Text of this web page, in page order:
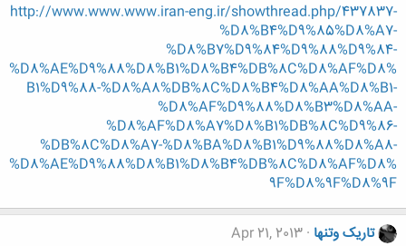
http://www.www.www.iran-eng.ir/showthread.php/437837-
%D8%B4%D9%85%D8%A7-
%D8%B7%D9%84%D9%88%D9%84-
%D8%AE%D9%88%D8%B1%D8%B4%DB%8C%D8%AF%D8%
B1%D9%88-%D8%A8%DB%8C%D8%B4%D8%AA%D8%B1-
%D8%AF%D9%88%D8%B3%D8%AA-
%D8%AF%D8%A7%D8%B1%DB%8C%D9%86-
%DB%8C%D8%A7-%D8%BA%D8%B1%D9%88%D8%A8-
%D8%AE%D9%88%D8%B1%D8%B4%DB%8C%D8%AF%D8%
9F%D8%9F%D8%9F
تاریک وتنها Apr 21, 2013